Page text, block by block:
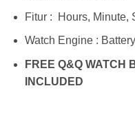
Fitur : Hours, Minute,
Watch Engine :
FREE Q&Q WATCH
INCLUDED